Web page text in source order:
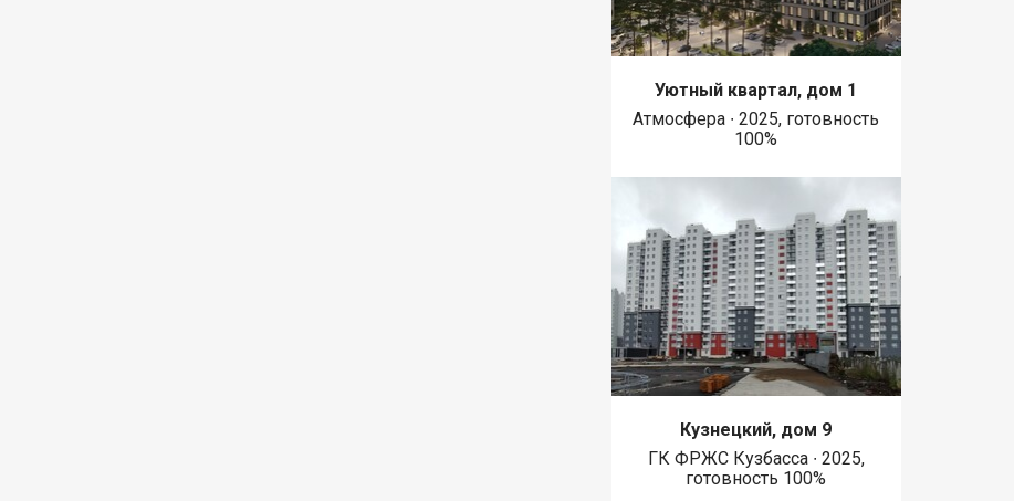
Уютный квартал, дом 1
Атмосфера ∙ 2025, готовность
100%
Кузнецкий, дом 9
ГК ФРЖС Кузбасса ∙ 2025,
готовность 100%